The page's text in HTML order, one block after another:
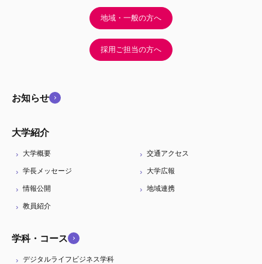
地域・一般の方へ
採用ご担当の方へ
お知らせ
大学紹介
大学概要 交通アクセス
学長メッセージ 大学広報
情報公開 地域連携
教員紹介
学科・コース
デジタルライフビジネス学科